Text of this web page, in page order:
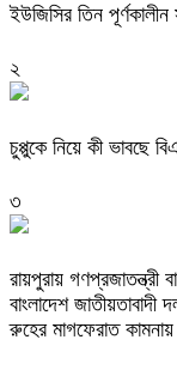
ইউজিসির তিন
২
চুপ্পুকে নিয়ে কী ভাবছে
৩
রায়পুরায় গণপ্রজাতন্ত্রী
বাংলাদেশ
রুহের মাগফেরাত